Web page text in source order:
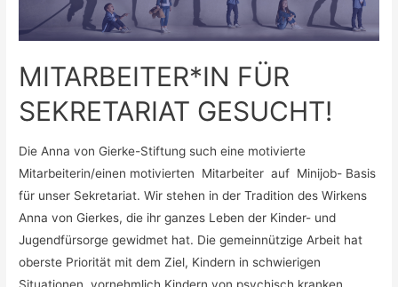
CORONA
PROJEKT
KINDER
JUGENDLICHE
IN
DER
ANNA-
SCHMIDT-
SCHULE.
MITARBEITER*IN FÜR
SEKRETARIAT GESUCHT!
Die Anna von Gierke-Stiftung such eine motivierte
Mitarbeiterin/einen motivierten Mitarbeiter auf Minijob- Basis
für unser Sekretariat. Wir stehen in der Tradition des Wirkens
Anna von Gierkes, die ihr ganzes Leben der Kinder- und
Jugendfürsorge gewidmet hat. Die gemeinnützige Arbeit hat
oberste Priorität mit dem Ziel, Kindern in schwierigen